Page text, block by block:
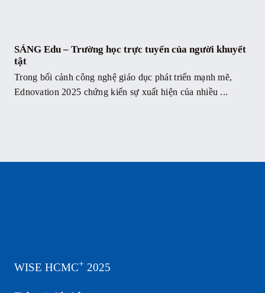
SÁNG Edu – Trường học trực tuyến của người khuyết
tật
Trong bối cảnh công nghệ giáo dục phát triển mạnh mẽ,
Ednovation 2025 chứng kiến sự xuất hiện của nhiều ...
WISE HCMC+2025